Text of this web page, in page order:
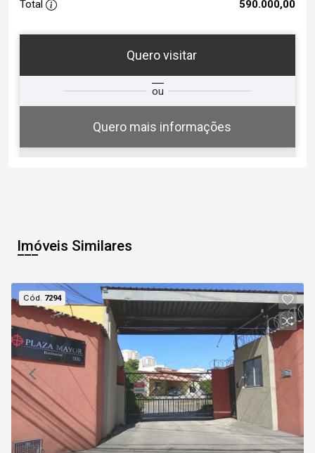
Total
590.000,00
Quero visitar
ou
Quero mais informações
Qual o melhor dia e horário para
você?
09
Aug/Sun
10
Aug/Mon
11
Aug/Tue
12:30
13:00
13:30
Continuar
Imóveis Similares
Cód. 7294